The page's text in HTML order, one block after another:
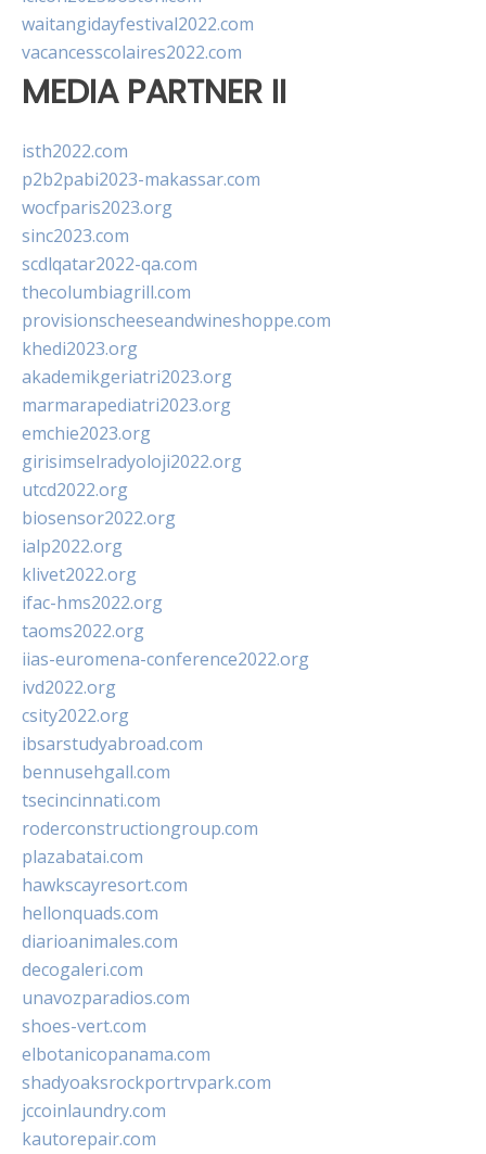
waitangidayfestival2022.com
vacancesscolaires2022.com
MEDIA PARTNER II
isth2022.com
p2b2pabi2023-makassar.com
wocfparis2023.org
sinc2023.com
scdlqatar2022-qa.com
thecolumbiagrill.com
provisionscheeseandwineshoppe.com
khedi2023.org
akademikgeriatri2023.org
marmarapediatri2023.org
emchie2023.org
girisimselradyoloji2022.org
utcd2022.org
biosensor2022.org
ialp2022.org
klivet2022.org
ifac-hms2022.org
taoms2022.org
iias-euromena-conference2022.org
ivd2022.org
csity2022.org
ibsarstudyabroad.com
bennusehgall.com
tsecincinnati.com
roderconstructiongroup.com
plazabatai.com
hawkscayresort.com
hellonquads.com
diarioanimales.com
decogaleri.com
unavozparadios.com
shoes-vert.com
elbotanicopanama.com
shadyoaksrockportrvpark.com
jccoinlaundry.com
kautorepair.com